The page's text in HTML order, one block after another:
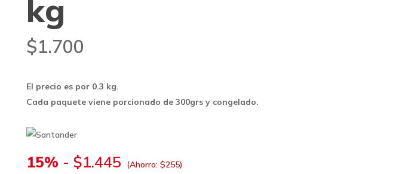
kg
$1.700
El precio es por 0.3 kg.
Cada paquete viene porcionado de 300grs y congelado.
15% -$1.445 (Ahorro:$255)